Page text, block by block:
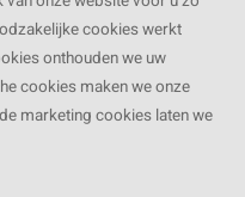
cookies werkt
onthouden we uw
cookies maken we onze
marketing cookies laten we